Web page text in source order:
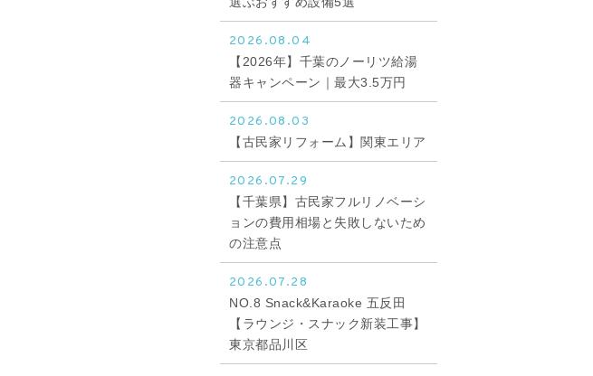
2026.08.04
【2026年】千葉のノーリツ給湯
器キャンペーン｜最大3.5万円
2026.08.03
【古民家リフォーム】関東エリア
2026.07.29
【千葉県】古民家フルリノベーシ
ョンの費用相場と失敗しないため
の注意点
2026.07.28
NO.8 Snack&Karaoke 五反田
【ラウンジ・スナック新装工事】
東京都品川区